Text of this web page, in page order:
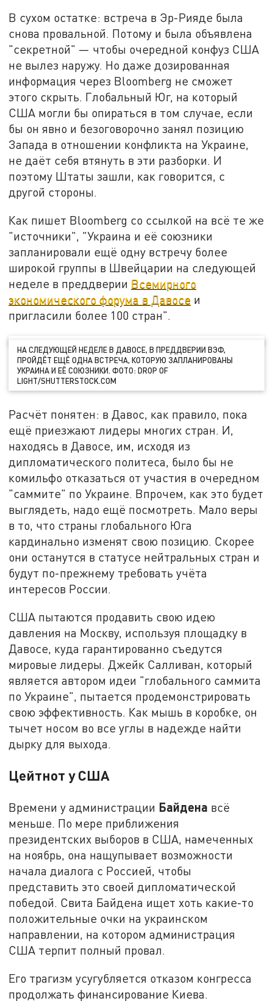
В сухом остатке: встреча в Эр-Рияде была
снова провальной. Потому и была объявлена
"секретной" — чтобы очередной конфуз США
не вылез наружу. Но даже дозированная
информация через Bloomberg не сможет
этого скрыть. Глобальный Юг, на который
США могли бы опираться в том случае, если
бы он явно и безоговорочно занял позицию
Запада в отношении конфликта на Украине,
не даёт себя втянуть в эти разборки. И
поэтому Штаты зашли, как говорится, с
другой стороны.
Как пишет Bloomberg со ссылкой на всё те же
"источники", "Украина и её союзники
запланировали ещё одну встречу более
широкой группы в Швейцарии на следующей
неделе в преддверии Всемирного
экономического форума в Давосе и
пригласили более 100 стран".
НА СЛЕДУЮЩЕЙ НЕДЕЛЕ В ДАВОСЕ, В ПРЕДДВЕРИИ ВЭФ,
ПРОЙДЁТ ЕЩЁ ОДНА ВСТРЕЧА, КОТОРУЮ ЗАПЛАНИРОВАНЫ
УКРАИНА И ЕЁ СОЮЗНИКИ. ФОТО: DROP OF
LIGHT/SHUTTERSTOCK.COM
Расчёт понятен: в Давос, как правило, пока
ещё приезжают лидеры многих стран. И,
находясь в Давосе, им, исходя из
дипломатического политеса, было бы не
комильфо отказаться от участия в очередном
"саммите" по Украине. Впрочем, как это будет
выглядеть, надо ещё посмотреть. Мало веры
в то, что страны глобального Юга
кардинально изменят свою позицию. Скорее
они останутся в статусе нейтральных стран и
будут по-прежнему требовать учёта
интересов России.
США пытаются продавить свою идею
давления на Москву, используя площадку в
Давосе, куда гарантированно съедутся
мировые лидеры. Джейк Салливан, который
является автором идеи "глобального саммита
по Украине", пытается продемонстрировать
свою эффективность. Как мышь в коробке, он
тычет носом во все углы в надежде найти
дырку для выхода.
Цейтнот у США
Времени у администрации Байдена всё
меньше. По мере приближения
президентских выборов в США, намеченных
на ноябрь, она нащупывает возможности
начала диалога с Россией, чтобы
представить это своей дипломатической
победой. Свита Байдена ищет хоть какие-то
положительные очки на украинском
направлении, на котором администрация
США терпит полный провал.
Его трагизм усугубляется отказом конгресса
продолжать финансирование Киева.